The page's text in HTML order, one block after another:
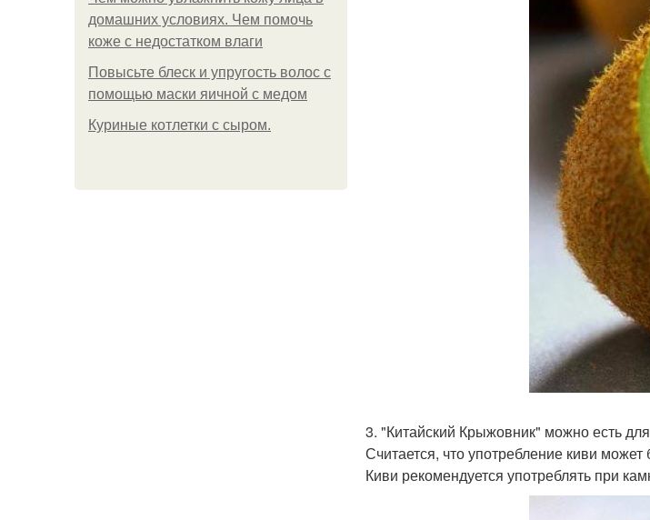
домашних условиях. Чем помочь
коже с недостатком влаги
Повысьте блеск и упругость волос с
помощью маски яичной с медом
Куриные котлетки с сыром.
3. "Китайский Крыжовник" можно есть
Считается, что употребление киви
Киви рекомендуется употреблять при